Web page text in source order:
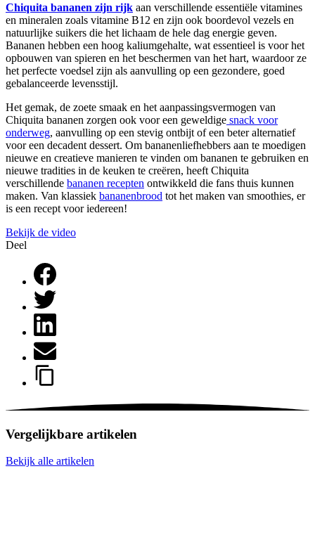
Chiquita bananen zijn rijk aan verschillende essentiële vitamines
en mineralen zoals vitamine B12 en zijn ook boordevol vezels en
natuurlijke suikers die het lichaam de hele dag energie geven.
Bananen hebben een hoog kaliumgehalte, wat essentieel is voor het
opbouwen van spieren en het beschermen van het hart, waardoor ze
het perfecte voedsel zijn als aanvulling op een gezondere, goed
gebalanceerde levensstijl.
Het gemak, de zoete smaak en het aanpassingsvermogen van
Chiquita bananen zorgen ook voor een geweldige snack voor
onderweg, aanvulling op een stevig ontbijt of een beter alternatief
voor een decadent dessert. Om bananenliefhebbers aan te moedigen
nieuwe en creatieve manieren te vinden om bananen te gebruiken en
nieuwe tradities in de keuken te creëren, heeft Chiquita
verschillende bananen recepten ontwikkeld die fans thuis kunnen
maken. Van klassiek bananenbrood tot het maken van smoothies, er
is een recept voor iedereen!
Bekijk de video
Deel
Vergelijkbare artikelen
Bekijk alle artikelen